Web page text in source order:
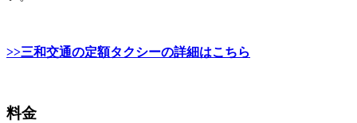
>>三和交通の定額タクシーの詳細はこちら
料金